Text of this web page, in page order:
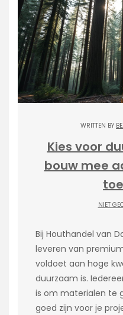
WRITTEN BY
Kies voor
bouw mee
NIET
Bij Houthandel van
leveren van
voldoet aan hoge
duurzaam is.
is om materialen te
goed zijn voor je